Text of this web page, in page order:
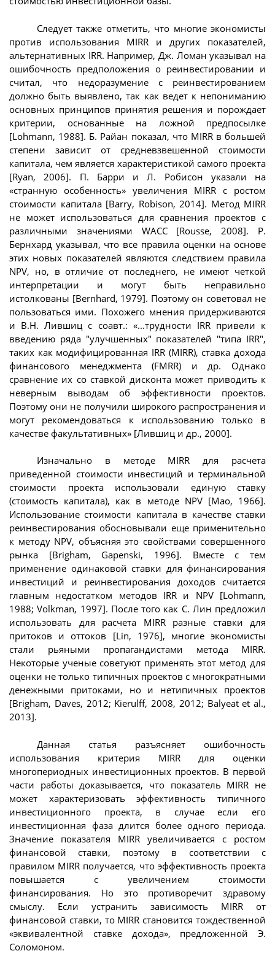
Следует также отметить, что многие экономисты
против использования MIRR и других показателей,
альтернативных IRR. Например, Дж. Ломан указывал на
ошибочность предположения о реинвестировании и
считал, что недоразумение с реинвестированием
должно быть выявлено, так как ведет к непониманию
основных принципов принятия решения и порождает
критерии, основанные на ложной предпосылке
[Lohmann, 1988]. Б. Райан показал, что MIRR в большей
степени зависит от средневзвешенной стоимости
капитала, чем является характеристикой самого проекта
[Ryan, 2006]. П. Барри и Л. Робисон указали на
«странную особенность» увеличения MIRR с ростом
стоимости капитала [Barry, Robison, 2014]. Метод MIRR
не может использоваться для сравнения проектов с
различными значениями WACC [Rousse, 2008]. Р.
Бернхард указывал, что все правила оценки на основе
этих новых показателей являются следствием правила
NPV, но, в отличие от последнего, не имеют четкой
интерпретации и могут быть неправильно
истолкованы [Bernhard, 1979]. Поэтому он советовал не
пользоваться ими. Похожего мнения придерживаются
и В.Н. Лившиц с соавт.: «...трудности IRR привели к
введению ряда "улучшенных" показателей "типа IRR",
таких как модифицированная IRR (MIRR), ставка дохода
финансового менеджмента (FMRR) и др. Однако
сравнение их со ставкой дисконта может приводить к
неверным выводам об эффективности проектов.
Поэтому они не получили широкого распространения и
могут рекомендоваться к использованию только в
качестве факультативных» [Лившиц и др., 2000].
Изначально в методе MIRR для расчета
приведенной стоимости инвестиций и терминальной
стоимости проекта использовали единую ставку
(стоимость капитала), как в методе NPV [Mao, 1966].
Использование стоимости капитала в качестве ставки
реинвестирования обосновывали еще применительно
к методу NPV, объясняя это свойствами совершенного
рынка [Brigham, Gapenski, 1996]. Вместе с тем
применение одинаковой ставки для финансирования
инвестиций и реинвестирования доходов считается
главным недостатком методов IRR и NPV [Lohmann,
1988; Volkman, 1997]. После того как С. Лин предложил
использовать для расчета MIRR разные ставки для
притоков и оттоков [Lin, 1976], многие экономисты
стали рьяными пропагандистами метода MIRR.
Некоторые ученые советуют применять этот метод для
оценки не только типичных проектов с многократными
денежными притоками, но и нетипичных проектов
[Brigham, Daves, 2012; Kierulff, 2008, 2012; Balyeat et al.,
2013].
Данная статья разъясняет ошибочность
использования критерия MIRR для оценки
многопериодных инвестиционных проектов. В первой
части работы доказывается, что показатель MIRR не
может характеризовать эффективность типичного
инвестиционного проекта, в случае если его
инвестиционная фаза длится более одного периода.
Значение показателя MIRR увеличивается с ростом
финансовой ставки, поэтому в соответствии с
правилом MIRR получается, что эффективность проекта
повышается с увеличением стоимости
финансирования. Но это противоречит здравому
смыслу. Если устранить зависимость MIRR от
финансовой ставки, то MIRR становится тождественной
«эквивалентной ставке дохода», предложенной Э.
Соломоном.